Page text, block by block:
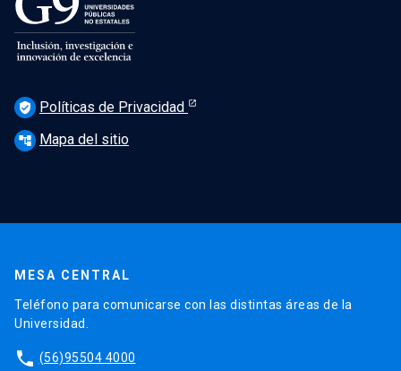
verified_user Políticas de Privacidad
account_tree Mapa del sitio
MESA CENTRAL
Teléfono para comunicarse con las distintas áreas de la
Universidad.
phone (56)95504 4000